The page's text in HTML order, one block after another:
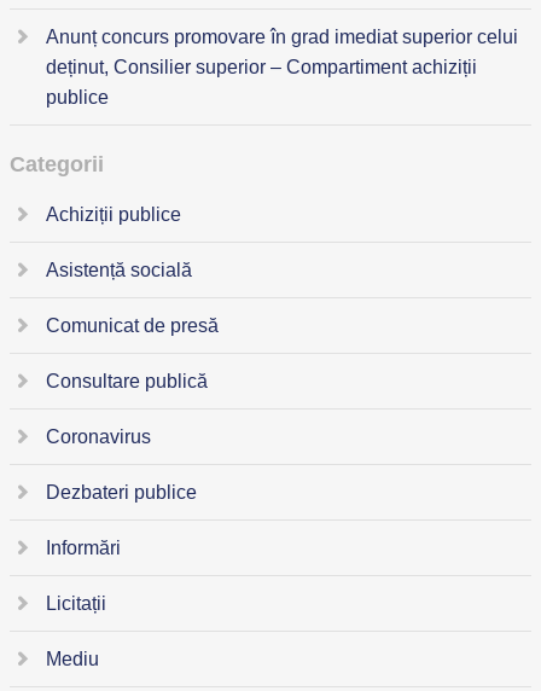
Anunț concurs promovare în grad imediat superior celui
deținut, Consilier superior – Compartiment achiziții
publice
Categorii
Achiziții publice
Asistență socială
Comunicat de presă
Consultare publică
Coronavirus
Dezbateri publice
Informări
Licitații
Mediu